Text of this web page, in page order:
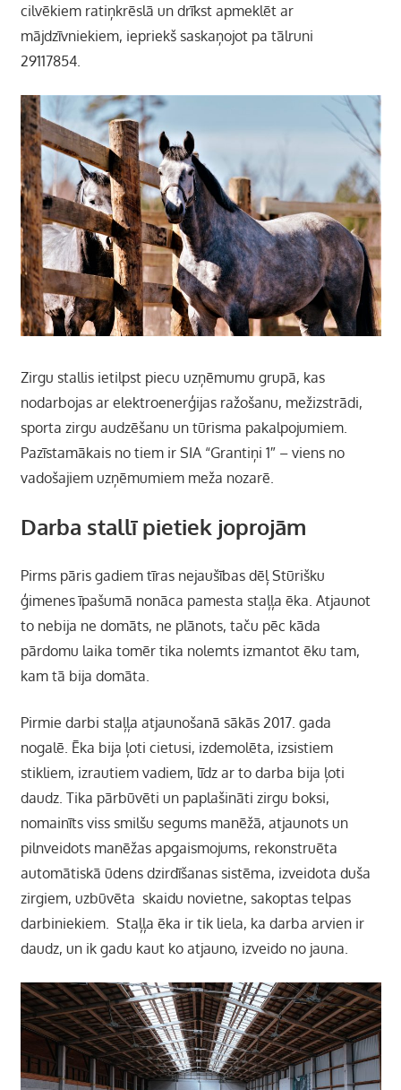
cilvēkiem ratiņkrēslā un drīkst apmeklēt ar
mājdzīvniekiem, iepriekš saskaņojot pa tālruni
29117854.
Zirgu stallis ietilpst piecu uzņēmumu grupā, kas
nodarbojas ar elektroenerģijas ražošanu, mežizstrādi,
sporta zirgu audzēšanu un tūrisma pakalpojumiem.
Pazīstamākais no tiem ir SIA “Grantiņi 1″ – viens no
vadošajiem uzņēmumiem meža nozarē.
Darba stallī pietiek joprojām
Pirms pāris gadiem tīras nejaušības dēļ Stūrišku
ģimenes īpašumā nonāca pamesta staļļa ēka. Atjaunot
to nebija ne domāts, ne plānots, taču pēc kāda
pārdomu laika tomēr tika nolemts izmantot ēku tam,
kam tā bija domāta.
Pirmie darbi staļļa atjaunošanā sākās 2017. gada
nogalē. Ēka bija ļoti cietusi, izdemolēta, izsistiem
stikliem, izrautiem vadiem, līdz ar to darba bija ļoti
daudz. Tika pārbūvēti un paplašināti zirgu boksi,
nomainīts viss smilšu segums manēžā, atjaunots un
pilnveidots manēžas apgaismojums, rekonstruēta
automātiskā ūdens dzirdīšanas sistēma, izveidota duša
zirgiem, uzbūvēta skaidu novietne, sakoptas telpas
darbiniekiem. Staļļa ēka ir tik liela, ka darba arvien ir
daudz, un ik gadu kaut ko atjauno, izveido no jauna.